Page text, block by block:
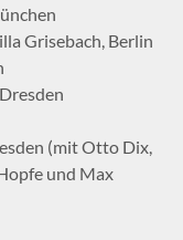
Grisebach, Berlin
(mit Otto Dix,
und Max